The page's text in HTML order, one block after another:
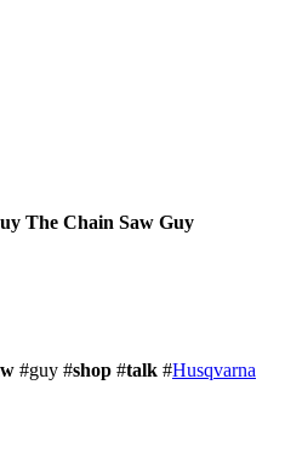
The Chain Saw Guy
#guy #shop #talk #Husqvarna